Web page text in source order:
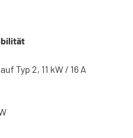
Typ 2, 11 kW / 16 A